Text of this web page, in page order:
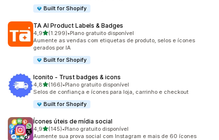
Built for Shopify
TA AI Product Labels & Badges
4,9de 5 estrelas
(1.299)
1299 avaliações ao todo
•Plano gratuito disponível
Aumente as vendas com etiquetas de produto, selos e ícones
gerados por IA
Built for Shopify
Iconito ‑ Trust badges & icons
4,8de 5 estrelas
(166)
166 avaliações ao todo
•Plano gratuito disponível
Selos de confiança e ícones para loja, carrinho e checkout
Built for Shopify
Ícones úteis de mídia social
4,9de 5 estrelas
(145)
145 avaliações ao todo
•Plano gratuito disponível
Aumente sua prova social com Instagram e mais de 60 ícones